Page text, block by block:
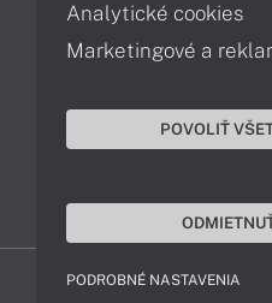
043 4224 771
Analytické cookies
Marketingové a
POVOLIŤ
PODROBNÉ NASTAVENIA